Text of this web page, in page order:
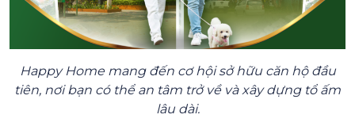
Happy Home mang đến cơ hội sở hữu căn hộ đầu
tiên, nơi bạn có thể an tâm trở về và xây dựng tổ ấm
lâu dài.